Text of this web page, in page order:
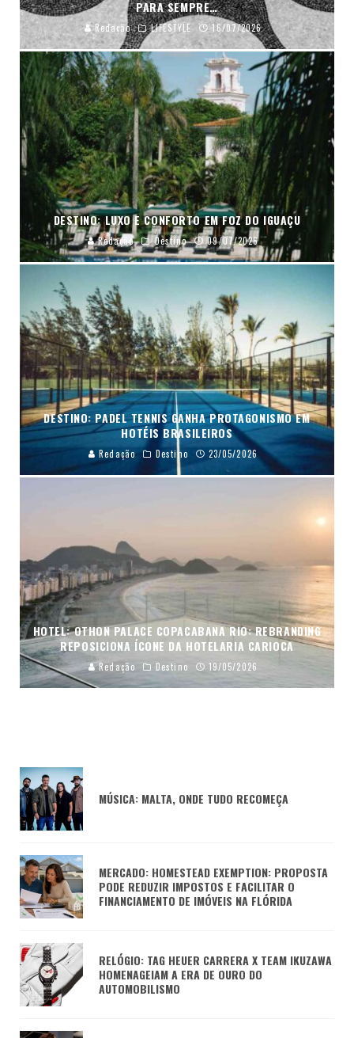
PARA SEMPRE…
Redação LIFESTYLE 16/07/2026
DESTINO: LUXO E CONFORTO EM FOZ DO IGUAÇU
Redação Destino 09/07/2026
DESTINO: PADEL TENNIS GANHA PROTAGONISMO EM
HOTÉIS BRASILEIROS
Redação Destino 23/05/2026
HOTEL: OTHON PALACE COPACABANA RIO: REBRANDING
REPOSICIONA ÍCONE DA HOTELARIA CARIOCA
Redação Destino 19/05/2026
MÚSICA: MALTA, ONDE TUDO RECOMEÇA
MERCADO: HOMESTEAD EXEMPTION: PROPOSTA
PODE REDUZIR IMPOSTOS E FACILITAR O
FINANCIAMENTO DE IMÓVEIS NA FLÓRIDA
RELÓGIO: TAG HEUER CARRERA X TEAM IKUZAWA
HOMENAGEIAM A ERA DE OURO DO
AUTOMOBILISMO